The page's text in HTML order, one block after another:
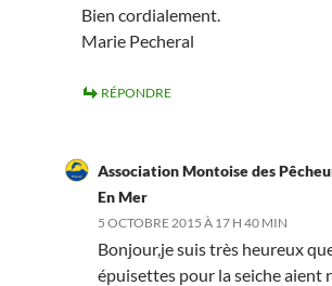
Bien cordialement.
Marie Pecheral
RÉPONDRE
Association Montoise des
En Mer
5 OCTOBRE 2015 À 17 H 40 MIN
Bonjour,je suis très heureux
épuisettes pour la seiche aient